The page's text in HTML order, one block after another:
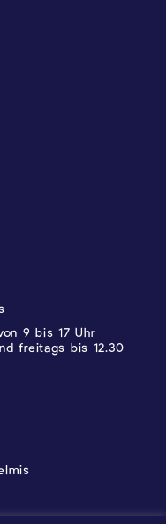
9 bis 17 Uhr
freitags bis 12.30
UND